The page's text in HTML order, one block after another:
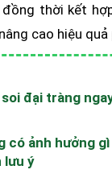
thời kết
cao hiệu quả
đại tràng
có ảnh hưởng
lưu ý